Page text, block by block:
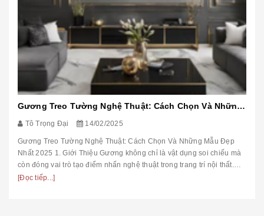
Gương Treo Tường Nghệ Thuật: Cách Chọn Và Những Mẫu Đẹp Nhất 2025
Tô Trọng Đại 14/02/2025
Gương Treo Tường Nghệ Thuật: Cách Chọn Và Những Mẫu Đẹp
Nhất 2025 1. Giới Thiệu Gương không chỉ là vật dụng soi chiếu mà
còn đóng vai trò tạo điểm nhấn nghệ thuật trong trang trí nội thất.
Trong ...
[Đọc tiếp...]